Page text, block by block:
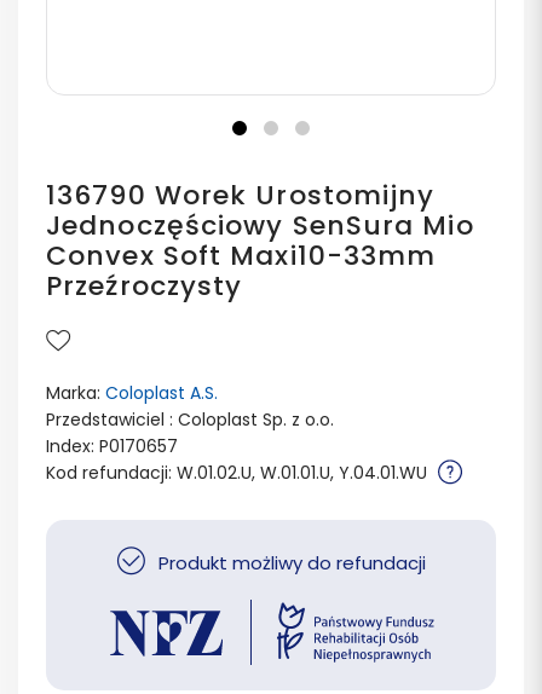
136790 Worek Urostomijny
Jednoczęściowy SenSura Mio
Convex Soft Maxi10-33mm
Przeźroczysty
Marka: Coloplast A.S.
Przedstawiciel : Coloplast Sp. z o.o.
Index: P0170657
Kod refundacji: W.01.02.U, W.01.01.U, Y.04.01.WU
Produkt możliwy do refundacji